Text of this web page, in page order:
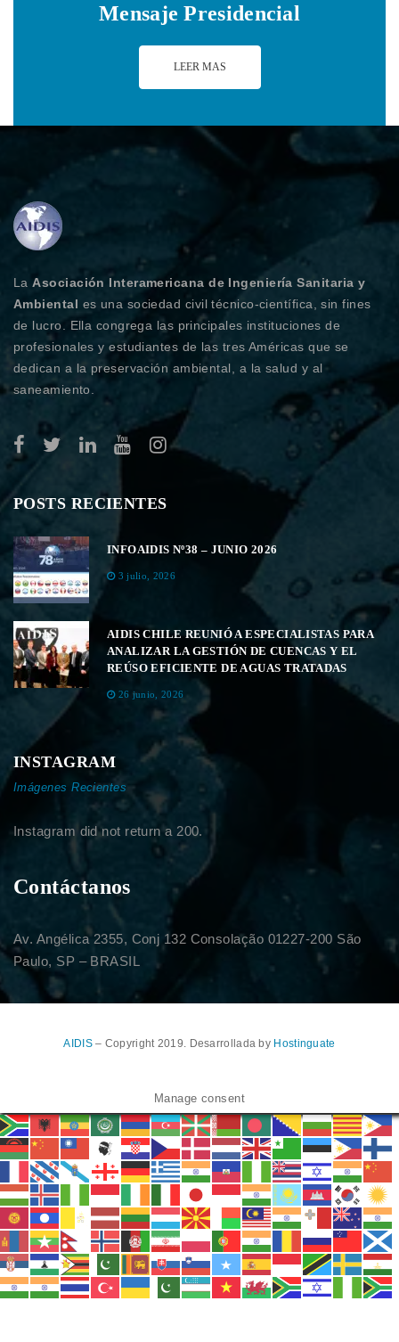
Mensaje Presidencial
LEER MAS
LaAsociación Interamericana de Ingeniería Sanitaria y
Ambiental es una sociedad civil técnico-científica, sin fines
de lucro. Ella congrega las principales instituciones de
profesionales y estudiantes de las tres Américas que se
dedican a la preservación ambiental, a la salud y al
saneamiento.
POSTS RECIENTES
INFOAIDIS Nº38 – JUNIO 2026
3 julio, 2026
AIDIS CHILE REUNIÓ A ESPECIALISTAS PARA
ANALIZAR LA GESTIÓN DE CUENCAS Y EL
REÚSO EFICIENTE DE AGUAS TRATADAS
26 junio, 2026
INSTAGRAM
Imágenes Recientes
Instagram did not return a 200.
Contáctanos
Av. Angélica 2355, Conj 132 Consolação 01227-200 São
Paulo, SP – BRASIL
AIDIS– Copyright 2019. Desarrollada by Hostinguate
Manage consent